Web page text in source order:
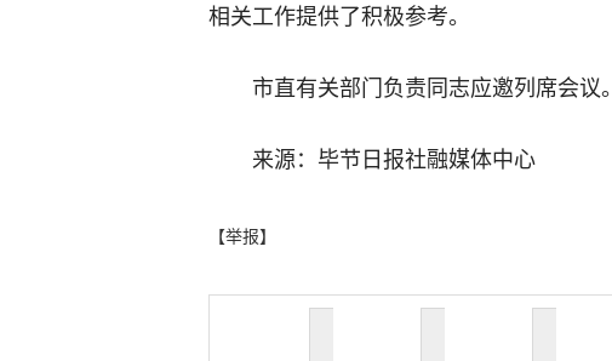
相关工作提供了积极参考。
市直有关部门负责同志应邀列席会议。
来源：毕节日报社融媒体中心
【举报】